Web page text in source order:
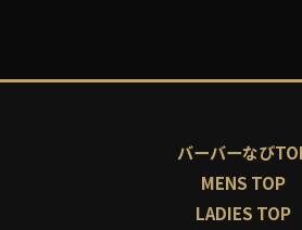
バーバーなび
MENS TOP
LADIES TOP